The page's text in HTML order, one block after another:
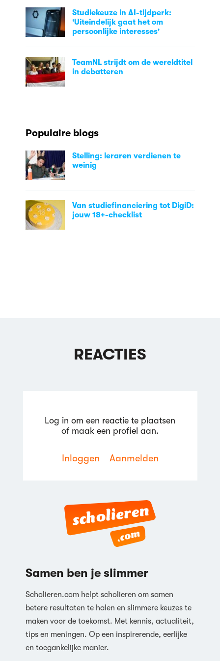
Studiekeuze in AI-tijdperk:
'Uiteindelijk gaat het om
persoonlijke interesses'
TeamNL strijdt om de wereldtitel
in debatteren
Populaire blogs
Stelling: leraren verdienen te
weinig
Van studiefinanciering tot DigiD:
jouw 18+-checklist
REACTIES
Log in om een reactie te plaatsen
of maak een profiel aan.
Inloggen Aanmelden
Samen ben je slimmer
Scholieren.com helpt scholieren om samen
betere resultaten te halen en slimmere keuzes te
maken voor de toekomst. Met kennis, actualiteit,
tips en meningen. Op een inspirerende, eerlijke
en toegankelijke manier.